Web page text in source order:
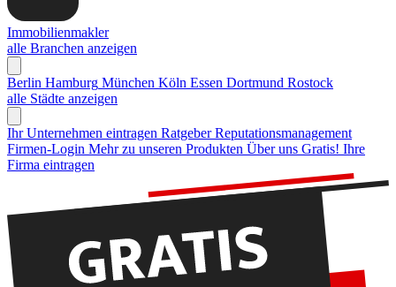
Immobilienmakler
alle Branchen anzeigen
Berlin Hamburg München Köln Essen Dortmund Rostock
alle Städte anzeigen
Ihr Unternehmen eintragen Ratgeber Reputationsmanagement
Firmen-Login Mehr zu unseren Produkten Über uns Gratis! Ihre
Firma eintragen